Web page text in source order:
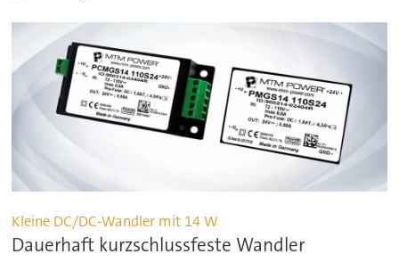
Kleine DC/DC-Wandler mit 14 W
Dauerhaft kurzschlussfeste Wandler